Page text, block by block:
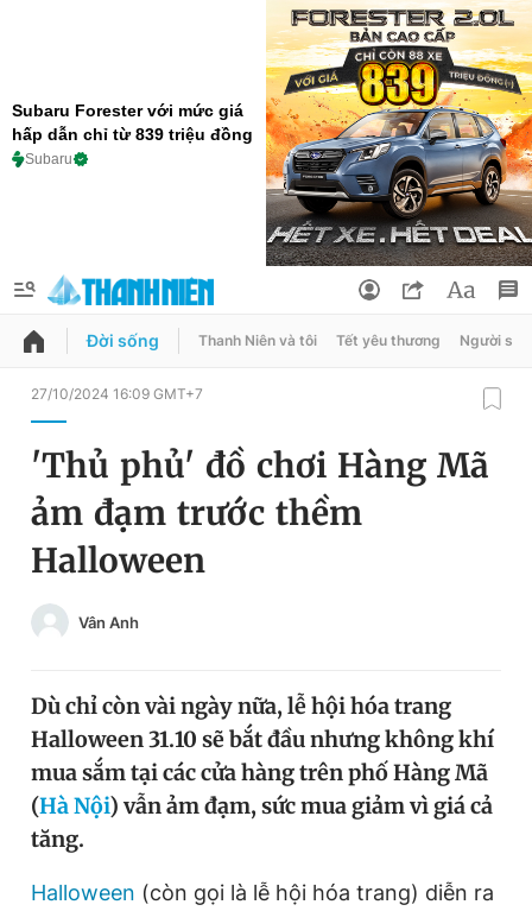
Subaru Forester với mức giá
hấp dẫn chỉ từ 839 triệu đồng
Subaru
QUẢNG CÁO ĐẶT BÁO
Chuyên mục
Chuyên mục khác
Chào ngày mới
Tin 360
Magazine
Sản phẩm khác
Tiện ích Bạn cần biết
Đổi mật khẩu
Tin đã lưu
Đời sống Thanh Niên và tôi Tết yêu thương Người
27/10/2024 16:09 GMT+7
'Thủ phủ' đồ chơi Hàng Mã
ảm đạm trước thềm
Halloween
Vân Anh
Dù chỉ còn vài ngày nữa, lễ hội hóa trang
Halloween 31.10 sẽ bắt đầu nhưng không khí
mua sắm tại các cửa hàng trên phố Hàng Mã
(Hà Nội) vẫn ảm đạm, sức mua giảm vì giá cả
tăng.
Halloween (còn gọi là lễ hội hóa trang) diễn ra